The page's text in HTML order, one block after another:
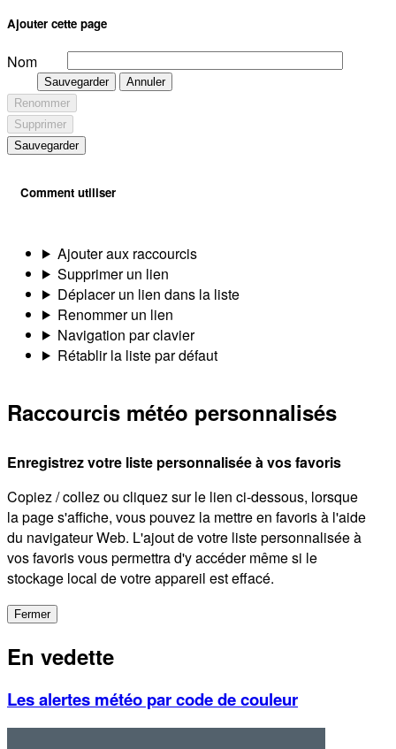
Ajouter cette page
Nom
Sauvegarder
Annuler
Renommer
Supprimer
Sauvegarder
Comment utiliser
Ajouter aux raccourcis
Supprimer un lien
Déplacer un lien dans la liste
Renommer un lien
Navigation par clavier
Rétablir la liste par défaut
Raccourcis météo personnalisés
Enregistrez votre liste personnalisée à vos favoris
Copiez / collez ou cliquez sur le lien ci-dessous, lorsque
la page s'affiche, vous pouvez la mettre en favoris à l'aide
du navigateur Web. L'ajout de votre liste personnalisée à
vos favoris vous permettra d'y accéder même si le
stockage local de votre appareil est effacé.
Fermer
En vedette
Les alertes météo par code de couleur